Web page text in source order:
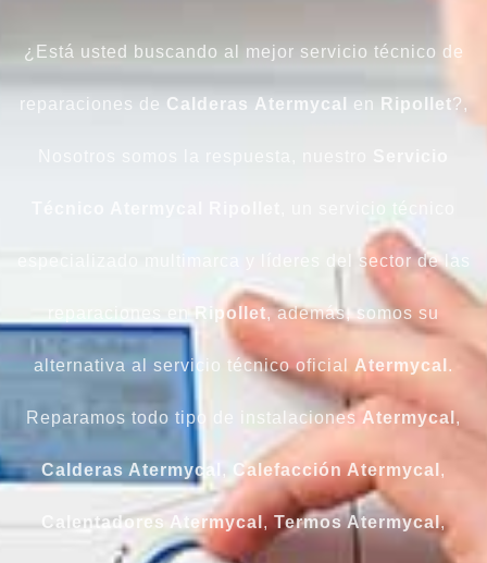
¿Está usted buscando al mejor servicio técnico de
reparaciones de Calderas Atermycal en Ripollet?,
especializado multimarca y líderes del sector de las
reparaciones en Ripollet, además, somos su
alternativa al servicio técnico oficial Atermycal .
Reparamos todo tipo de instalaciones Atermycal,
Calderas Atermycal , Calefacción Atermycal ,
Calentadores Atermycal, Termos Atermycal,